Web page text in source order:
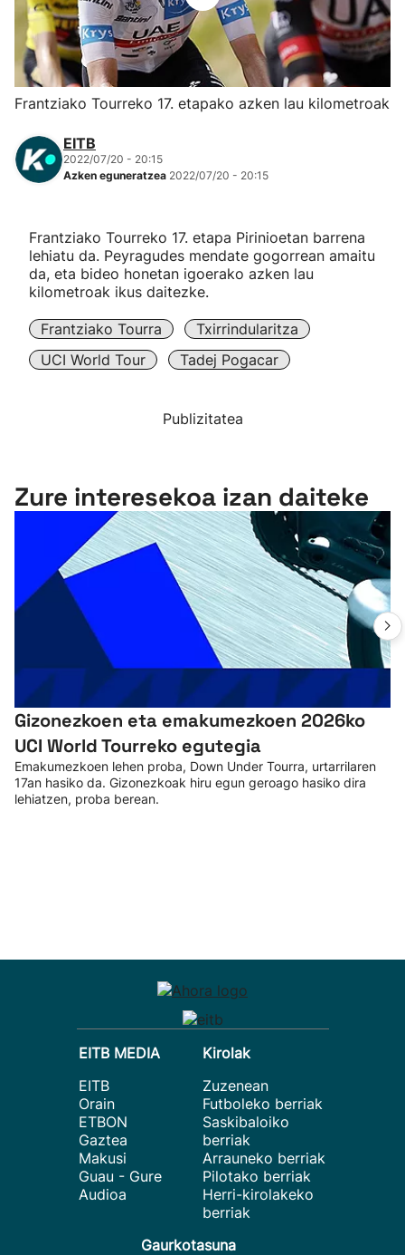
Herri-kirolak
Eskubaloia
Atletismoa
Mendi-lasterketak
Kirol gehiago
"Helmuga"
Frantziako Tourreko 17. etapako azken lau kilometroak
EITB
2022/07/20 - 20:15
Azken eguneratzea 2022/07/20 - 20:15
Frantziako Tourreko 17. etapa Pirinioetan barrena
lehiatu da. Peyragudes mendate gogorrean amaitu
da, eta bideo honetan igoerako azken lau
kilometroak ikus daitezke.
Frantziako Tourra
Txirrindularitza
UCI World Tour
Tadej Pogacar
Publizitatea
Zure interesekoa izan daiteke
Gizonezkoen eta emakumezkoen 2026ko
UCI World Tourreko egutegia
Emakumezkoen lehen proba, Down Under Tourra, urtarrilaren
17an hasiko da. Gizonezkoak hiru egun geroago hasiko dira
lehiatzen, proba berean.
EITB MEDIA
EITB
Orain
ETBON
Gaztea
Makusi
Guau - Gure
Audioa
Kirolak
Zuzenean
Futboleko berriak
Saskibaloiko
berriak
Arrauneko berriak
Pilotako berriak
Herri-kirolakeko
berriak
Gaurkotasuna